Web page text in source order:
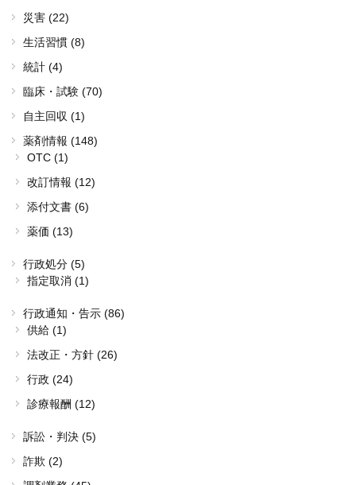
災害 (22)
生活習慣 (8)
統計 (4)
臨床・試験 (70)
自主回収 (1)
薬剤情報 (148)
OTC (1)
改訂情報 (12)
添付文書 (6)
薬価 (13)
行政処分 (5)
指定取消 (1)
行政通知・告示 (86)
供給 (1)
法改正・方針 (26)
行政 (24)
診療報酬 (12)
訴訟・判決 (5)
詐欺 (2)